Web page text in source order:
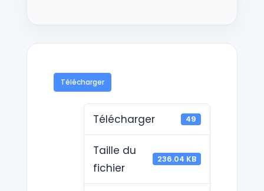
Télécharger
Télécharger 49
Taille du
fichier
236.04 KB